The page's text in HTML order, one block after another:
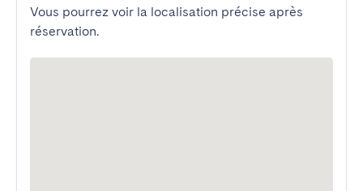
Vous pourrez voir la localisation précise après
réservation.